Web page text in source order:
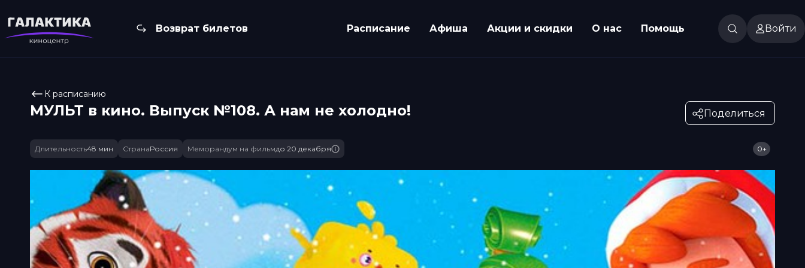
Возврат билетов Расписание Афиша Акции и скидки О нас Помощь Войти
К расписанию
МУЛЬТ в кино. Выпуск №108. А нам не холодно! Поделиться
Длительность48 мин СтранаРоссия Меморандум на фильмдо 20 декабря 0+